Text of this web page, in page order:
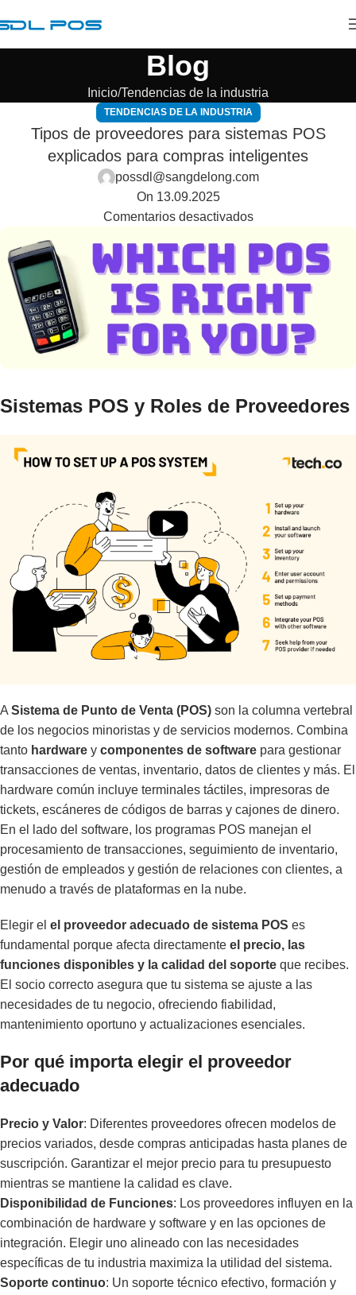
Blog
Inicio Tendencias de la industria
TENDENCIAS DE LA INDUSTRIA
Tipos de proveedores para sistemas POS
explicados para compras inteligentes
possdl@sangdelong.com
On 13.09.2025
Comentarios desactivados
Sistemas POS y Roles de Proveedores
A Sistema de Punto de Venta (POS) son la columna vertebral
de los negocios minoristas y de servicios modernos. Combina
tanto hardware y componentes de software para gestionar
transacciones de ventas, inventario, datos de clientes y más. El
hardware común incluye terminales táctiles, impresoras de
tickets, escáneres de códigos de barras y cajones de dinero.
En el lado del software, los programas POS manejan el
procesamiento de transacciones, seguimiento de inventario,
gestión de empleados y gestión de relaciones con clientes, a
menudo a través de plataformas en la nube.
Elegir el el proveedor adecuado de sistema POS es
fundamental porque afecta directamente el precio, las
funciones disponibles y la calidad del soporte que recibes.
El socio correcto asegura que tu sistema se ajuste a las
necesidades de tu negocio, ofreciendo fiabilidad,
mantenimiento oportuno y actualizaciones esenciales.
Por qué importa elegir el proveedor
adecuado
Precio y Valor: Diferentes proveedores ofrecen modelos de
precios variados, desde compras anticipadas hasta planes de
suscripción. Garantizar el mejor precio para tu presupuesto
mientras se mantiene la calidad es clave.
Disponibilidad de Funciones: Los proveedores influyen en la
combinación de hardware y software y en las opciones de
integración. Elegir uno alineado con las necesidades
específicas de tu industria maximiza la utilidad del sistema.
Soporte continuo: Un soporte técnico efectivo, formación y